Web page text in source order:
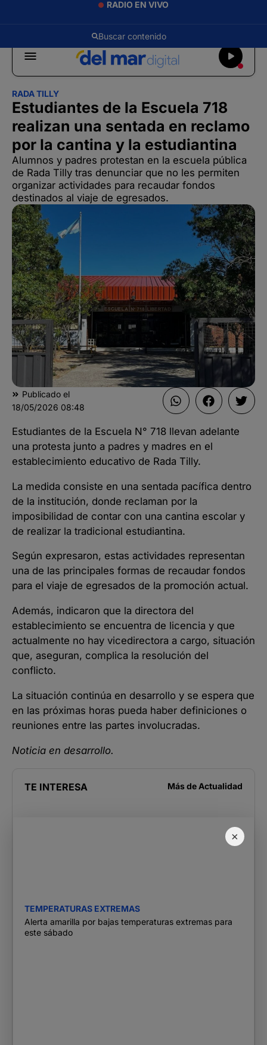
RADIO EN VIVO
×
RADA TILLY
Estudiantes de la Escuela 718
realizan una sentada en reclamo
por la cantina y la estudiantina
Alumnos y padres protestan en la escuela pública
de Rada Tilly tras denunciar que no les permiten
organizar actividades para recaudar fondos
destinados al viaje de egresados.
Publicado el
18/05/2026 08:48
Estudiantes de la Escuela N° 718 llevan adelante
una protesta junto a padres y madres en el
establecimiento educativo de Rada Tilly.
La medida consiste en una sentada pacífica dentro
de la institución, donde reclaman por la
imposibilidad de contar con una cantina escolar y
de realizar la tradicional estudiantina.
Según expresaron, estas actividades representan
una de las principales formas de recaudar fondos
para el viaje de egresados de la promoción actual.
Además, indicaron que la directora del
establecimiento se encuentra de licencia y que
actualmente no hay vicedirectora a cargo, situación
que, aseguran, complica la resolución del
conflicto.
La situación continúa en desarrollo y se espera que
en las próximas horas pueda haber definiciones o
reuniones entre las partes involucradas.
Noticia en desarrollo.
TE INTERESA Más de Actualidad
TEMPERATURAS EXTREMAS
Alerta amarilla por bajas temperaturas extremas para
este sábado